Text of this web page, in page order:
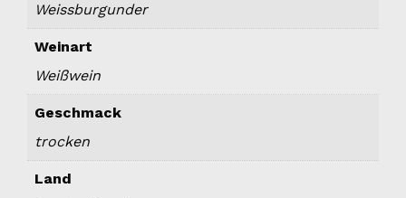
Weissburgunder
Weinart
Weißwein
Geschmack
trocken
Land